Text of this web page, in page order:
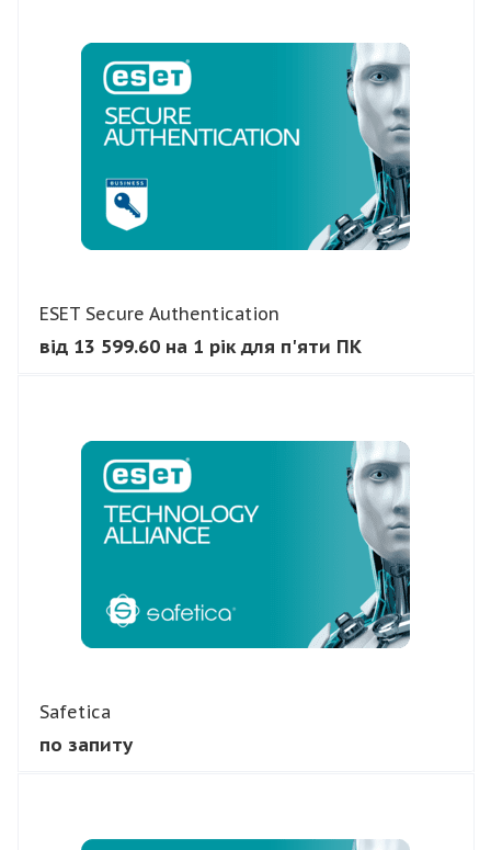
ESET Secure Authentication
від 13 599.60 на 1 рік для п'яти ПК
Safetica
по запиту